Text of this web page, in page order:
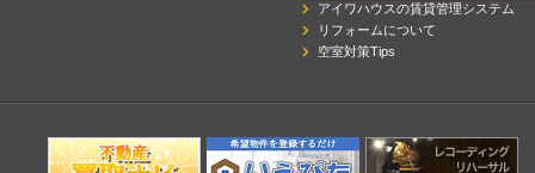
アイワハウスの賃貸管理システム
リフォームについて
空室対策Tips